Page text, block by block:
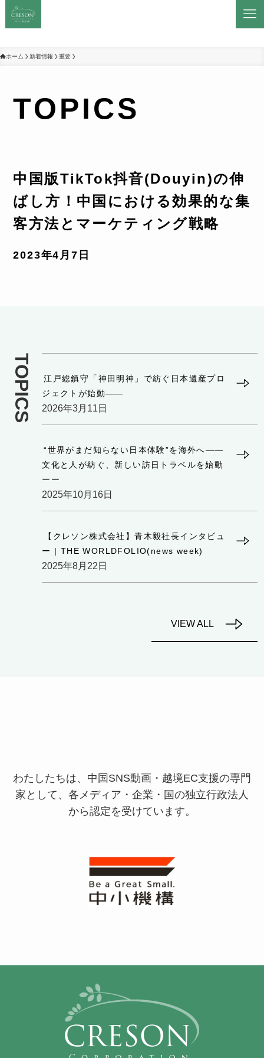
ホーム 新着情報 重要
TOPICS
中国版TikTok抖音(Douyin)の伸
ばし方！中国における効果的な集
客方法とマーケティング戦略
2023年4月7日
TOPICS
江戸総鎮守「神田明神」で紡ぐ日本遺産プロ
ジェクトが始動——
2026年3月11日
“世界がまだ知らない日本体験”を海外へ——
文化と人が紡ぐ、新しい訪日トラベルを始動
ーー
2025年10月16日
【クレソン株式会社】青木毅社長インタビュ
ー | THE WORLDFOLIO(news week)
2025年8月22日
VIEW ALL
わたしたちは、中国SNS動画・越境EC支援の専門
家として、 各メディア・企業・国の独立行政法人
から認定を受けています。